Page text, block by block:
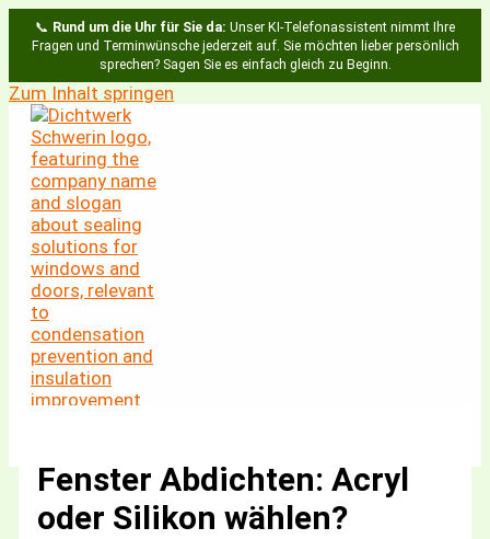
📞 Rund um die Uhr für Sie da: Unser KI-Telefonassistent nimmt Ihre
Fragen und Terminwünsche jederzeit auf. Sie möchten lieber persönlich
sprechen? Sagen Sie es einfach gleich zu Beginn.
Zum Inhalt springen
Fenster Abdichten: Acryl
oder Silikon wählen?